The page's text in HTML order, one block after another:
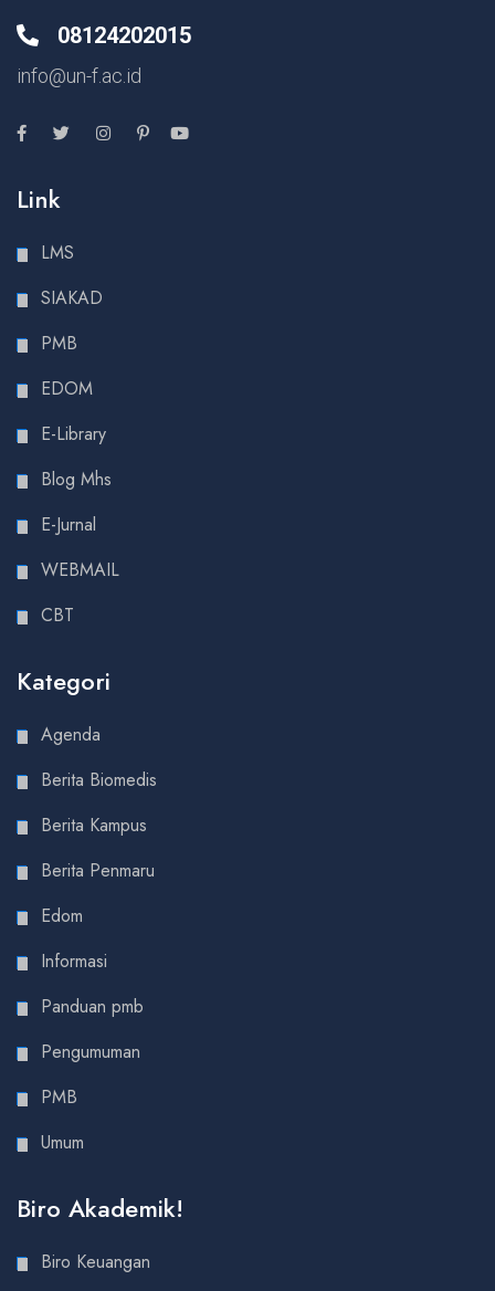
08124202015
info@un-f.ac.id
Link
LMS
SIAKAD
PMB
EDOM
E-Library
Blog Mhs
E-Jurnal
WEBMAIL
CBT
Kategori
Agenda
Berita Biomedis
Berita Kampus
Berita Penmaru
Edom
Informasi
Panduan pmb
Pengumuman
PMB
Umum
Biro Akademik!
Biro Keuangan